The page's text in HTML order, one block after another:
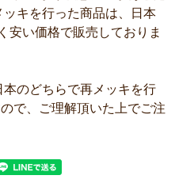
キを行った商品は、日本
安い価格で販売しておりま
のどちらで再メッキを行
で、ご理解頂いた上でご注